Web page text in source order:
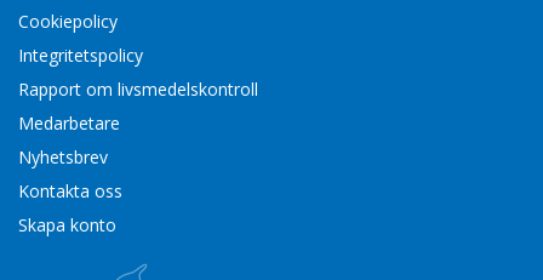
Cookiepolicy
Integritetspolicy
Rapport om livsmedelskontroll
Medarbetare
Nyhetsbrev
Kontakta oss
Skapa konto